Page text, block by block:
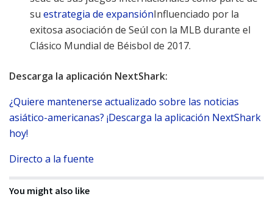
suestrategia de expansiónInfluenciado por la
exitosa asociación de Seúl con la MLB durante el
Clásico Mundial de Béisbol de 2017.
Descarga la aplicación NextShark:
¿Quiere mantenerse actualizado sobre las noticias
asiático-americanas? ¡Descarga la aplicación NextShark
hoy!
Directo a la fuente
You might also like